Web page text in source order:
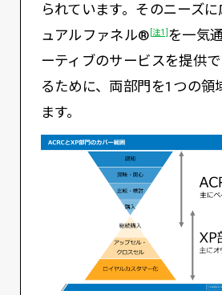
られています。そのニーズ
ュアルファネル® [注1] を一気
ーティブのサービスを提供
るために、両部門を1つの領
ます。